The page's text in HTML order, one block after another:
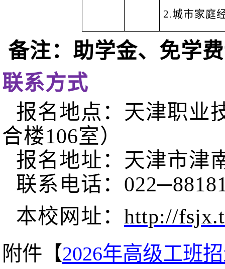
2.城市家庭
备注：助学金、免学
联系方式
报名地点：天津职业
合楼106室）
报名地址：天津市津
联系电话：
本校网址： http://
附件【2026年高级工班